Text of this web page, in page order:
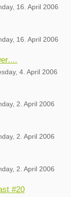
16. April 2006
16. April 2006
4. April 2006
2. April 2006
2. April 2006
2. April 2006
#20